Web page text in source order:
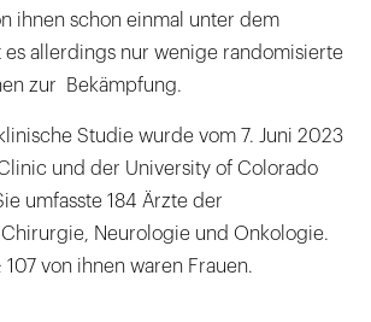
ihnen schon einmal unter dem
allerdings nur wenige randomisierte
zur Bekämpfung.
Studie wurde vom 7. Juni 2023
und der University of Colorado
umfasste 184 Ärzte der
Neurologie und Onkologie.
von ihnen waren Frauen.